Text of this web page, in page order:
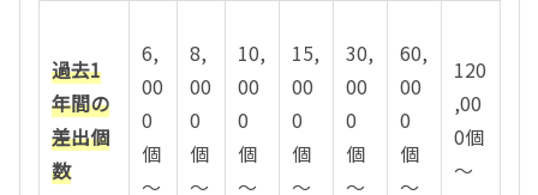
過去1
年間の
差出個
数
6,
00
0
個
～
8,
00
0
個
～
10,
00
0
個
～
15,
00
0
個
～
30,
00
0
個
～
60,
00
0
個
～
120
,00
0個
～